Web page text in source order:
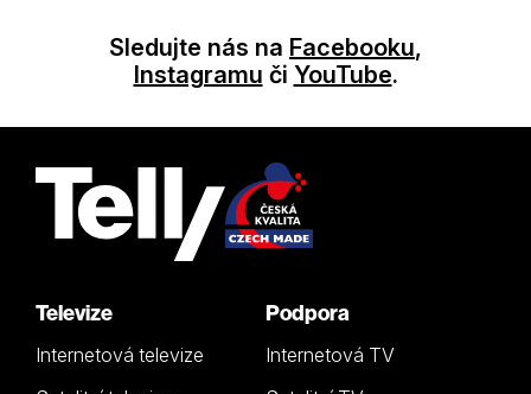
Sledujte nás na Facebooku,
Instagramu či YouTube.
Televize
Internetová televize
Podpora
Internetová TV